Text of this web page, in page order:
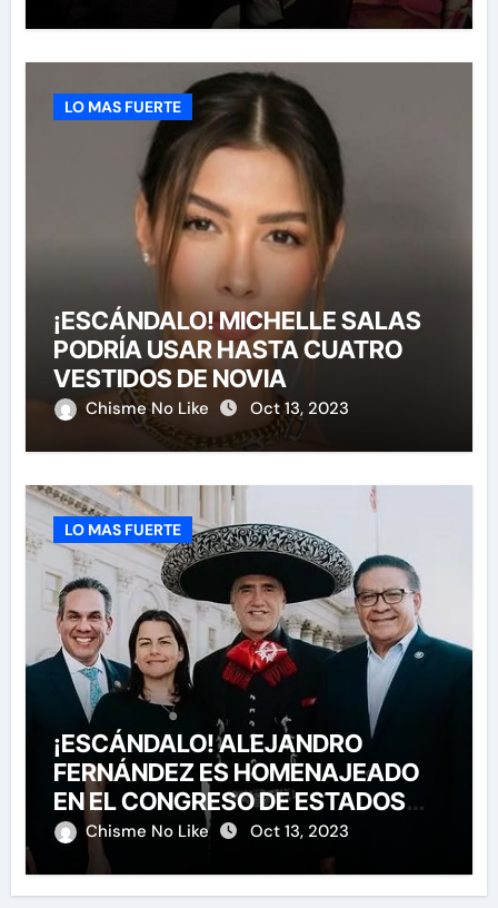
LO MAS FUERTE
¡ESCÁNDALO! MICHELLE SALAS
PODRÍA USAR HASTA CUATRO
VESTIDOS DE NOVIA
Chisme No Like Oct 13, 2023
LO MAS FUERTE
¡ESCÁNDALO! ALEJANDRO
FERNÁNDEZ ES HOMENAJEADO
EN EL CONGRESO DE ESTADOS
UNIDOS
Chisme No Like Oct 13, 2023